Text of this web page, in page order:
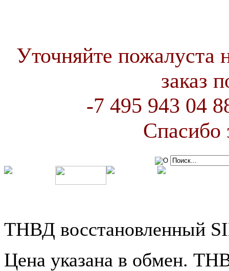
Уточняйте пожалуста
заказ
-7 495 943 04
Спасибо
ТНВД восстановленный
Цена указана в обмен.